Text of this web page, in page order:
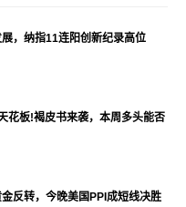
，纳指11连阳创新纪录高位
花板!褐皮书来袭，本周多头能否
反转，今晚美国PPI成短线决胜